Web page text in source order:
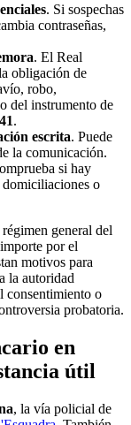
. Si sospechas
contraseñas,
. El Real
obligación de
robo,
del instrumento de
.
escrita. Puede
la comunicación.
si hay
domiciliaciones o
general del
por el
motivos para
la autoridad
consentimiento o
probatoria.
en
útil
, la vía policial de